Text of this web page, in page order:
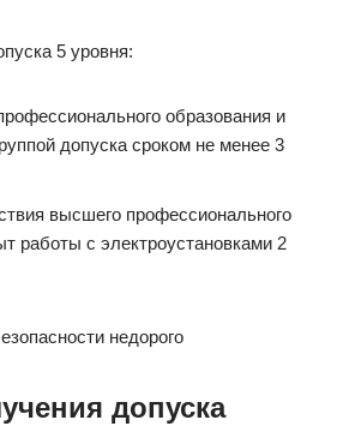
5 уровня:
образования и
допуска сроком не менее 3
высшего профессионального
работы с электроустановками 2
допуска